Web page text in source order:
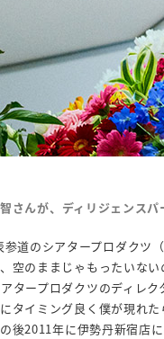
んが、ディリジェンスパ
道のシアタープロダクツ
空のままじゃもったいな
タープロダクツのディレ
タイミング良く僕が現れ
後2011年に伊勢丹新宿店